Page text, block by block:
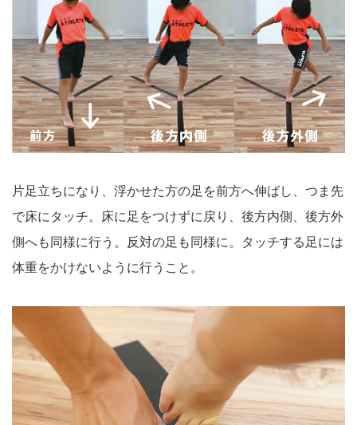
片足立ちになり、浮かせた方の足を前方へ伸ばし、つま先
で床にタッチ。床に足をつけずに戻り、後方内側、後方外
側へも同様に行う。反対の足も同様に。タッチする足には
体重をかけないように行うこと。